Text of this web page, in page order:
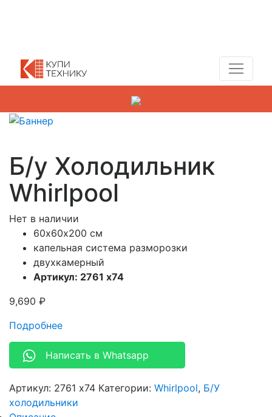
Б/у Холодильник
Whirlpool
Нет в наличии
60х60х200 см
капельная система разморозки
двухкамерный
Артикул: 2761 x74
9,690 ₽
Подробнее
Написать в Whatsapp
Артикул: 2761 x74 Категории: Whirlpool, Б/У
холодильники